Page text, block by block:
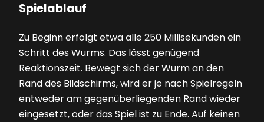
Spielablauf
Zu Beginn erfolgt etwa alle 250 Millisekunden ein
Schritt des Wurms. Das lässt genügend
Reaktionszeit. Bewegt sich der Wurm an den
Rand des Bildschirms, wird er je nach Spielregeln
entweder am gegenüberliegenden Rand wieder
eingesetzt, oder das Spiel ist zu Ende. Auf keinen